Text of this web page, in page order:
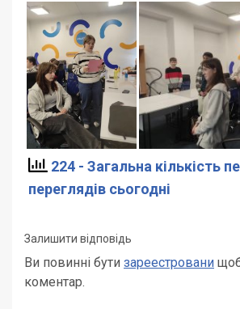
224 - Загальна кількість
переглядів сьогодні
Залишити відповідь
Ви повинні бути зареестровани
коментар.